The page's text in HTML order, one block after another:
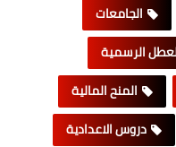
الجامعات
الرسمية
المنح المالية
دروس الاعدادية